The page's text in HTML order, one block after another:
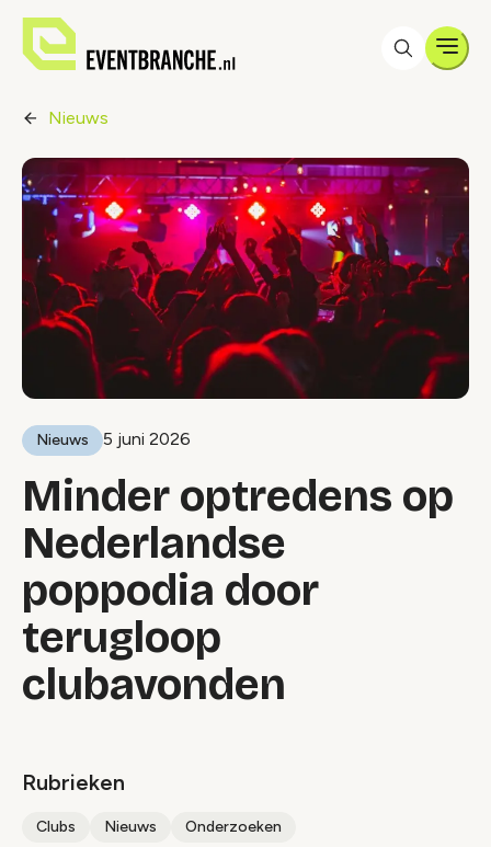
Nieuws
Nieuws 5 juni 2026
Minder optredens op
Nederlandse
poppodia door
terugloop
clubavonden
Rubrieken
Clubs Nieuws Onderzoeken